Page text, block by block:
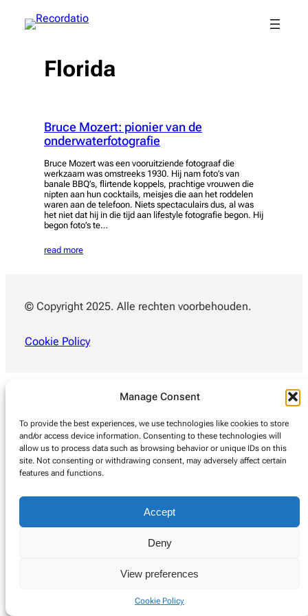
Manage Consent
To provide the best experiences, we use technologies like cookies to store
and/or access device information. Consenting to these technologies will
allow us to process data such as browsing behavior or unique IDs on this
site. Not consenting or withdrawing consent, may adversely affect certain
features and functions.
Accept
Deny
View preferences
Cookie Policy
naar
Florida
Bruce Mozert: pionier van de
onderwaterfotografie
Bruce Mozert was een vooruitziende fotograaf die
werkzaam was omstreeks 1930. Hij nam foto’s van
banale BBQ’s, flirtende koppels, prachtige vrouwen die
nipten aan hun cocktails, meisjes die aan het roddelen
waren aan de telefoon. Niets spectaculairs dus, al was
het niet dat hij in die tijd aan lifestyle fotografie begon. Hij
begon foto’s te…
read more
© Copyright 2025. Alle rechten voorbehouden.
Cookie Policy